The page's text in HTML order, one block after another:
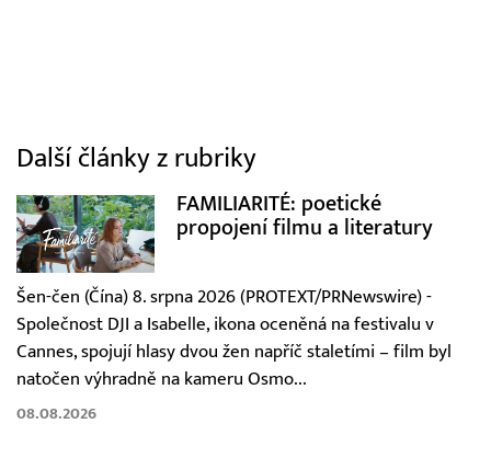
Další články z rubriky
FAMILIARITÉ: poetické
propojení filmu a literatury
Šen-čen (Čína) 8. srpna 2026 (PROTEXT/PRNewswire) -
Společnost DJI a Isabelle, ikona oceněná na festivalu v
Cannes, spojují hlasy dvou žen napříč staletími – film byl
natočen výhradně na kameru Osmo...
08.08.2026